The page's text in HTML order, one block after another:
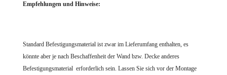
Empfehlungen und Hinweise:
Standard Befestigungsmaterial ist zwar im Lieferumfang enthalten, es
könnte aber je nach Beschaffenheit der Wand bzw. Decke anderes
Befestigungsmaterial erforderlich sein. Lassen Sie sich vor der Montage